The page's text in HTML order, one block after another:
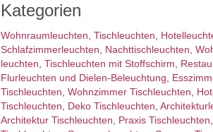
Kategorien
Wohnraum­leuchten, Tisch­leuchten,
Schlafzimmer­leuchten, Nachttisch­leuchten,
leuchten, Tischleuchten mit Stoffschirm,
Flurleuchten und Dielen-Beleuchtung,
Tischleuchten, Wohnzimmer Tischleuchten,
Tischleuchten, Deko Tischleuchten,
Architektur Tischleuchten, Praxis Tischleuchten,